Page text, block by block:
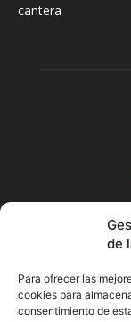
de
Para ofrecer las
cookies para
consentimiento de
cantera